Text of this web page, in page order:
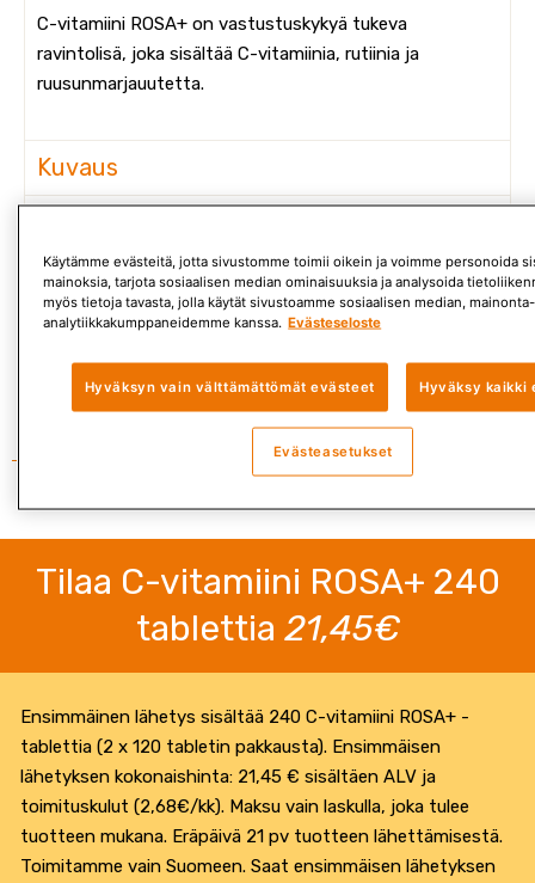
C-vitamiini ROSA+ on vastustuskykyä tukeva
ravintolisä, joka sisältää C-vitamiinia, rutiinia ja
ruusunmarjauutetta.
Kuvaus
Sisältö
tuotteiden kanssa
Tilaa C-vitamiini ROSA+ 240
tablettia 21,45€
Ensimmäinen lähetys sisältää 240 C-vitamiini ROSA+ -
tablettia (2 x 120 tabletin pakkausta). Ensimmäisen
lähetyksen kokonaishinta: 21,45 € sisältäen ALV ja
toimituskulut (2,68€/kk). Maksu vain laskulla, joka tulee
tuotteen mukana. Eräpäivä 21 pv tuotteen lähettämisestä.
Toimitamme vain Suomeen. Saat ensimmäisen lähetyksen
Käytämme evästeitä, jotta sivustomme toimii oikein ja voimme personoida
mainoksia, tarjota sosiaalisen median ominaisuuksia ja analysoida
myös tietoja tavasta, jolla käytät sivustoamme sosiaalisen median,
analytiikkakumppaneidemme kanssa. Evästeseloste
Hyväksyn vain välttämättömät evästeet Hyväksy kaikki
Evästeasetukset